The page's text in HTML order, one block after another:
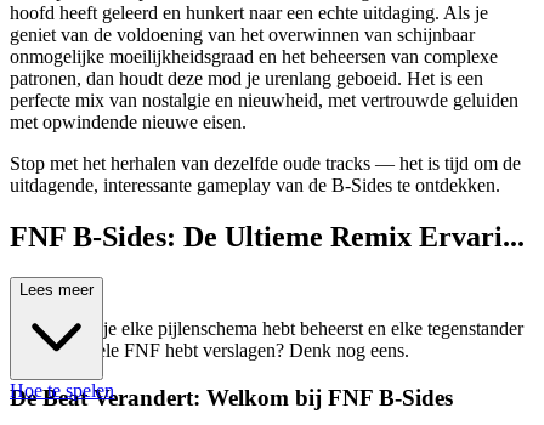
hoofd heeft geleerd en hunkert naar een echte uitdaging. Als je
geniet van de voldoening van het overwinnen van schijnbaar
onmogelijke moeilijkheidsgraad en het beheersen van complexe
patronen, dan houdt deze mod je urenlang geboeid. Het is een
perfecte mix van nostalgie en nieuwheid, met vertrouwde geluiden
met opwindende nieuwe eisen.
Stop met het herhalen van dezelfde oude tracks — het is tijd om de
uitdagende, interessante gameplay van de B-Sides te ontdekken.
FNF B-Sides: De Ultieme Remix Ervari...
ng
Denk je dat je elke pijlenschema hebt beheerst en elke tegenstander
in de originele FNF hebt verslagen? Denk nog eens.
De Beat Verandert: Welkom bij FNF B-Sides
Lees meer
Hoe te spelen